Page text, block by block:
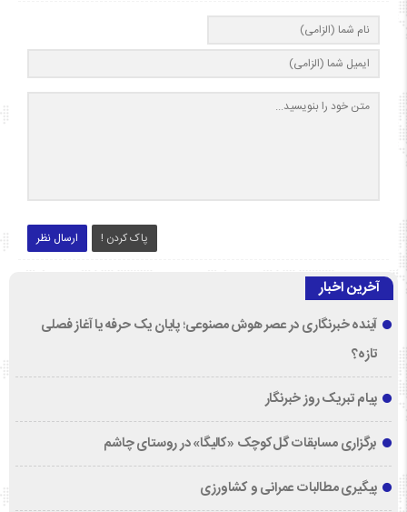
ارسال نظر پاک کردن !
آخرین اخبار
آینده خبرنگاری در عصر هوش مصنوعی؛ پایان یک حرفه یا آغاز فصلی
تازه؟
پیام تبریک روز خبرنگار
برگزاری مسابقات گل‌کوچک «کالیگا» در روستای چاشم
پیگیری مطالبات عمرانی و کشاورزی